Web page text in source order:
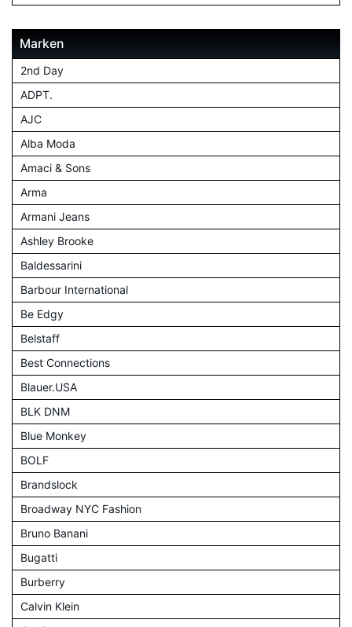
Marken
2nd Day
ADPT.
AJC
Alba Moda
Amaci & Sons
Arma
Armani Jeans
Ashley Brooke
Baldessarini
Barbour International
Be Edgy
Belstaff
Best Connections
Blauer.USA
BLK DNM
Blue Monkey
BOLF
Brandslock
Broadway NYC Fashion
Bruno Banani
Bugatti
Burberry
Calvin Klein